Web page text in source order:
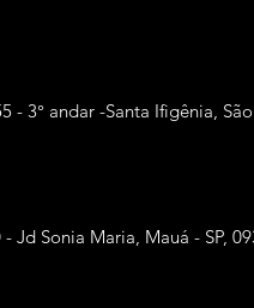
- 3° andar -Santa Ifigênia,
Jd Sonia Maria, Mauá - SP,